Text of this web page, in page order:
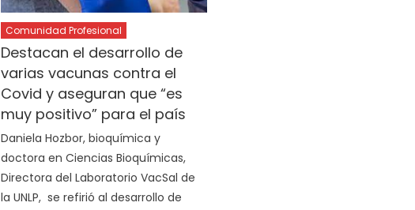
Comunidad Profesional
Destacan el desarrollo de
varias vacunas contra el
Covid y aseguran que “es
muy positivo” para el país
Daniela Hozbor, bioquímica y
doctora en Ciencias Bioquímicas,
Directora del Laboratorio VacSal de
la UNLP, se refirió al desarrollo de